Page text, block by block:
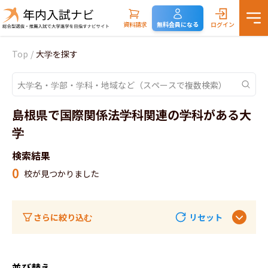
資料請求 無料会員になる ログイン
Top / 大学を探す
島根県で国際関係法学科関連の学科がある大
学
検索結果
0 校が見つかりました
さらに絞り込む リセット